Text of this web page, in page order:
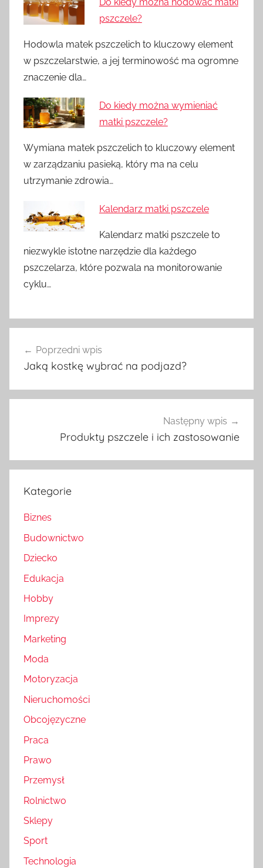
pszczele?
Hodowla matek pszczelich to kluczowy element
w pszczelarstwie, a jej terminowość ma ogromne
znaczenie dla…
Do kiedy można wymieniać
matki pszczele?
Wymiana matek pszczelich to kluczowy element
w zarządzaniu pasieką, który ma na celu
utrzymanie zdrowia…
Kalendarz matki pszczele
Kalendarz matki pszczele to
niezwykle istotne narzędzie dla każdego
pszczelarza, które pozwala na monitorowanie
cyklu…
wpisu
Poprzedni wpis
Jaką kostkę wybrać na podjazd?
Następny wpis
Produkty pszczele i ich zastosowanie
Kategorie
Biznes
Budownictwo
Dziecko
Edukacja
Hobby
Imprezy
Marketing
Moda
Motoryzacja
Nieruchomości
Obcojęzyczne
Praca
Prawo
Przemysł
Rolnictwo
Sklepy
Sport
Technologia